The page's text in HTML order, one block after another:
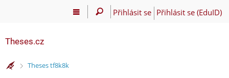
Přihlásit se Přihlásit se (EduID)
Theses.cz
>
Theses tf8k8k